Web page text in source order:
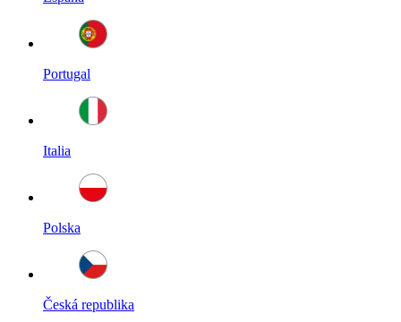
Portugal
Italia
Polska
Česká republika